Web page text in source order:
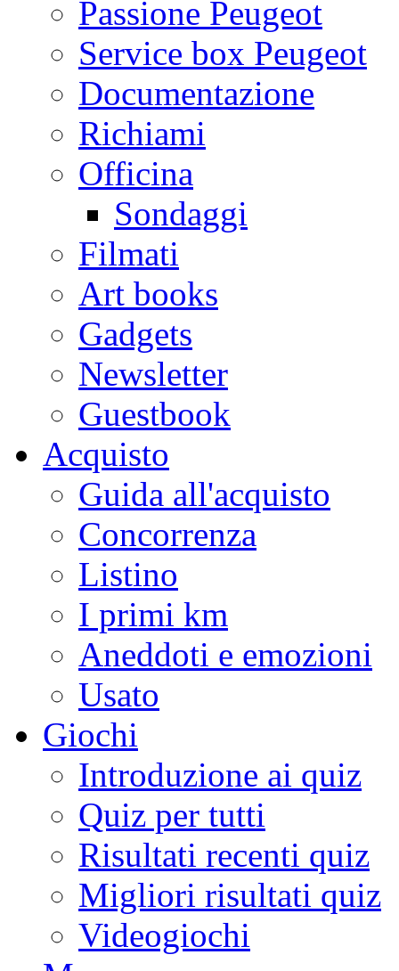
Passione Peugeot
Service box Peugeot
Documentazione
Richiami
Officina
Sondaggi
Filmati
Art books
Gadgets
Newsletter
Guestbook
Acquisto
Guida all'acquisto
Concorrenza
Listino
I primi km
Aneddoti e emozioni
Usato
Giochi
Introduzione ai quiz
Quiz per tutti
Risultati recenti quiz
Migliori risultati quiz
Videogiochi